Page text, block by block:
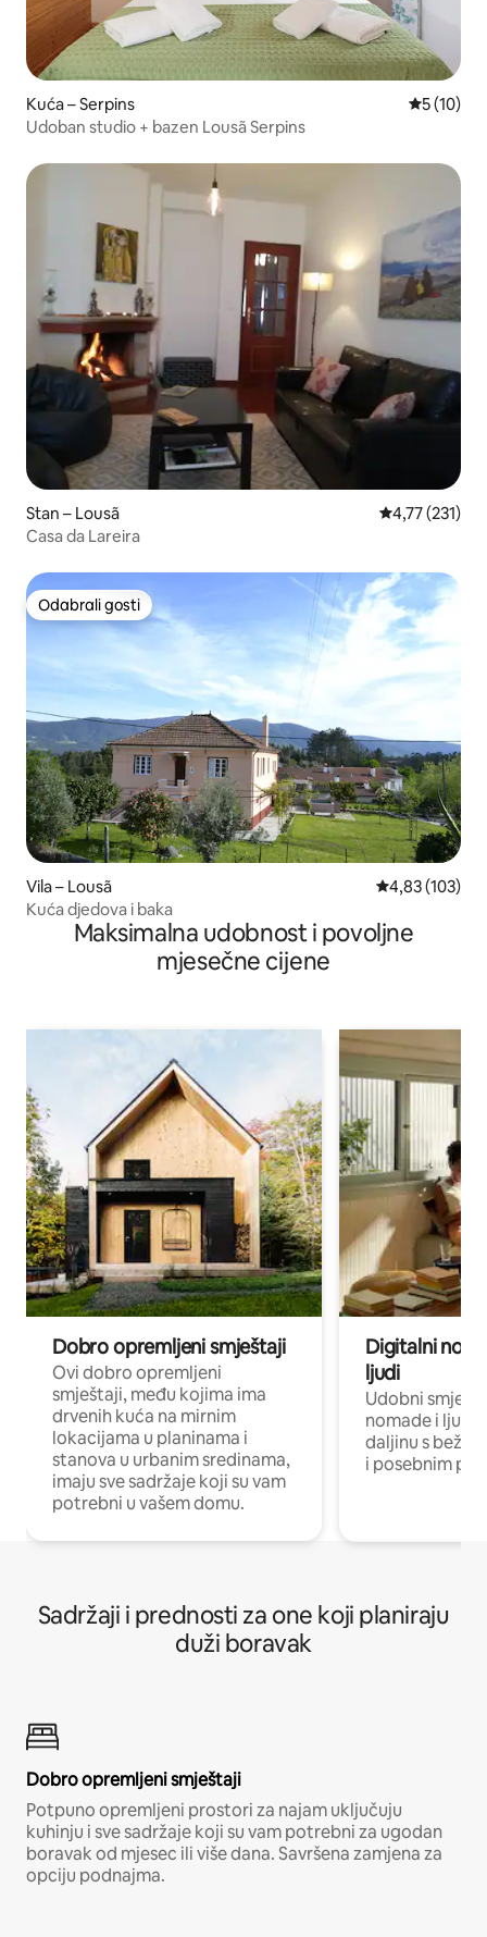
Kuća – Serpins Prosječna
5 (10)
Udoban studio + bazen Lousã Serpins
Stan – Lousã Prosječna
4,77 (231)
Casa da Lareira
Odabrali gosti
Odabrali gosti
Vila – Lousã Prosječna
4,83 (103)
Kuća djedova i baka
Maksimalna udobnost i povoljne
mjesečne cijene
Dobro opremljeni smještaji
Ovi dobro opremljeni
smještaji, među kojima ima
drvenih kuća na mirnim
lokacijama u planinama i
stanova u urbanim sredinama,
imaju sve sadržaje koji su vam
potrebni u vašem domu.
Digitalni
ljudi
Udobni
nomade i ljude
daljinu s
i posebnim
Sadržaji i prednosti za one koji planiraju
duži boravak
Dobro opremljeni smještaji
Potpuno opremljeni prostori za najam uključuju
kuhinju i sve sadržaje koji su vam potrebni za ugodan
boravak od mjesec ili više dana. Savršena zamjena za
opciju podnajma.